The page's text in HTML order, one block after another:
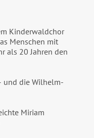
Kinderwaldchor
Menschen mit
als 20 Jahren den
und die Wilhelm-
Miriam